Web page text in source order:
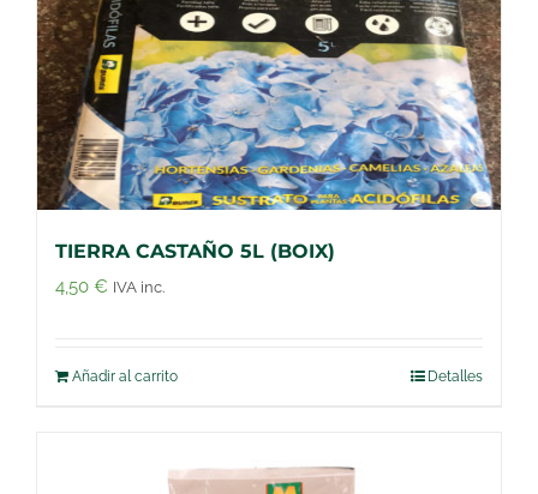
TIERRA CASTAÑO 5L (BOIX)
4,50 € IVA inc.
Añadir al carrito Detalles